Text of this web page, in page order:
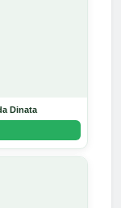
Dinata